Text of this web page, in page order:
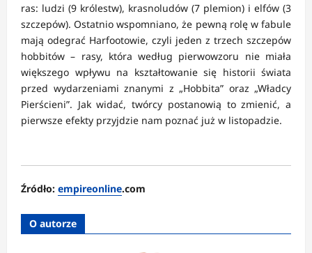
ras: ludzi (9 królestw), krasnoludów (7 plemion) i elfów (3
szczepów). Ostatnio wspomniano, że pewną rolę w fabule
mają odegrać Harfootowie, czyli jeden z trzech szczepów
hobbitów – rasy, która według pierwowzoru nie miała
większego wpływu na kształtowanie się historii świata
przed wydarzeniami znanymi z „Hobbita” oraz „Władcy
Pierścieni”. Jak widać, twórcy postanowią to zmienić, a
pierwsze efekty przyjdzie nam poznać już w listopadzie.
Źródło: empireonline.com
O autorze